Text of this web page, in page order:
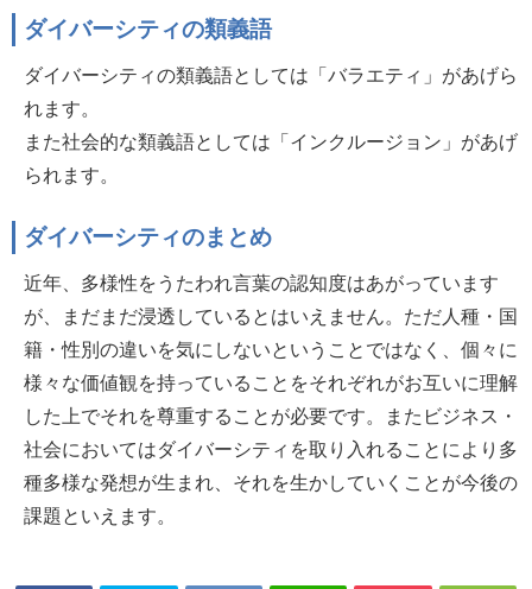
ダイバーシティの類義語
ダイバーシティの類義語としては「バラエティ」があげら
れます。
また社会的な類義語としては「インクルージョン」があげ
られます。
ダイバーシティのまとめ
近年、多様性をうたわれ言葉の認知度はあがっています
が、まだまだ浸透しているとはいえません。ただ人種・国
籍・性別の違いを気にしないということではなく、個々に
様々な価値観を持っていることをそれぞれがお互いに理解
した上でそれを尊重することが必要です。またビジネス・
社会においてはダイバーシティを取り入れることにより多
種多様な発想が生まれ、それを生かしていくことが今後の
課題といえます。